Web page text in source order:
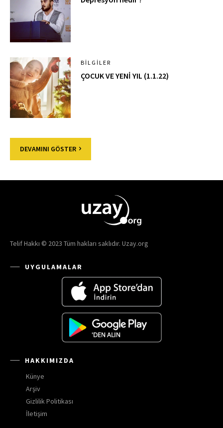
BILGILER
ÇOCUK VE YENİ YIL (1.1.22)
DEVAMINI GÖSTER
Telif Hakkı © 2023 Tüm hakları saklıdır. Uzay.org
UYGULAMALAR
HAKKIMIZDA
Künye
Arşiv
Gizlilik Politikası
İletişim